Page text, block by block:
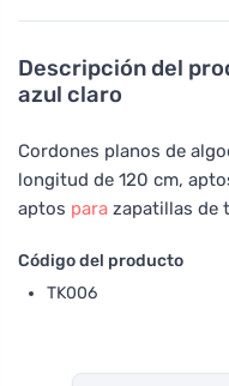
Descripción del
azul claro
Cordones planos de
longitud de 120 cm,
aptos para zapatillas de
Código del producto
TK006